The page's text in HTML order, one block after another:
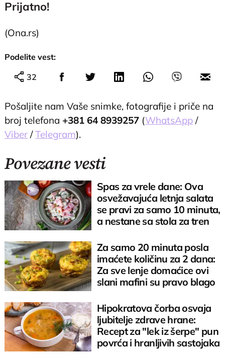
Prijatno!
(Ona.rs)
Podelite vest:
32
Pošaljite nam Vaše snimke, fotografije i priče na
broj telefona +381 64 8939257 (WhatsApp /
Viber /Telegram).
Povezane vesti
Spas za vrele dane: Ova
osvežavajuća letnja salata
se pravi za samo 10 minuta,
a nestane sa stola za tren
Za samo 20 minuta posla
imaćete količinu za 2 dana:
Za sve lenje domaćice ovi
slani mafini su pravo blago
Hipokratova čorba osvaja
ljubitelje zdrave hrane:
Recept za "lek iz šerpe" pun
povrća i hranljivih sastojaka